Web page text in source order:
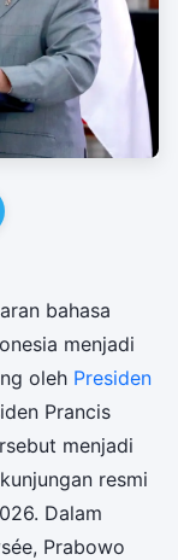
bahasa
menjadi
oleh Presiden
Prancis
menjadi
resmi
Dalam
Prabowo